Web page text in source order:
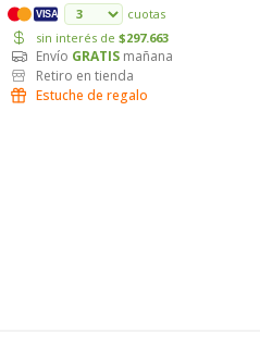
VISA
cuotas
sin interés de $297.663
Envío GRATIS mañana
Retiro en tienda
Estuche de regalo